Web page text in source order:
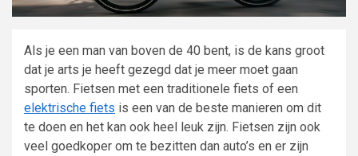
Als je een man van boven de 40 bent, is de kans groot
dat je arts je heeft gezegd dat je meer moet gaan
sporten. Fietsen met een traditionele fiets of een
elektrische fiets is een van de beste manieren om dit
te doen en het kan ook heel leuk zijn. Fietsen zijn ook
veel goedkoper om te bezitten dan auto’s en er zijn